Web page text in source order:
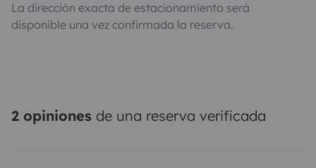
La dirección exacta de estacionamiento será
disponible una vez confirmada la reserva.
2 opiniones de una reserva verificada